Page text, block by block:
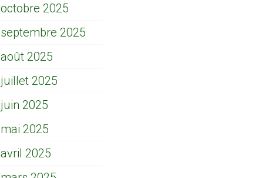
octobre 2025
septembre 2025
août 2025
juillet 2025
juin 2025
mai 2025
avril 2025